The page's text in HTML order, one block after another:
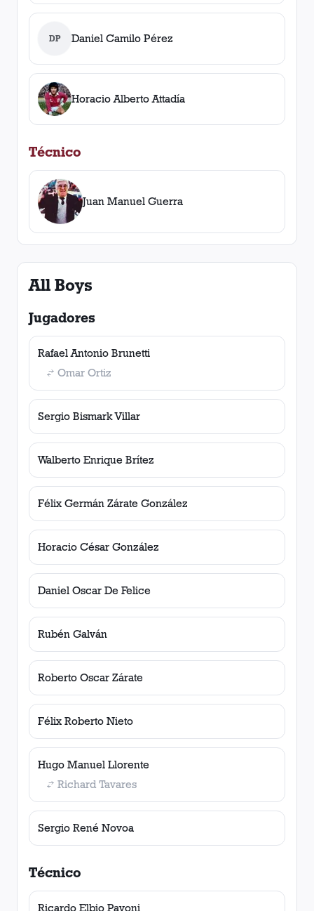
DP Daniel Camilo Pérez
Horacio Alberto Attadía
Técnico
Juan Manuel Guerra
All Boys
Jugadores
Rafael Antonio Brunetti
Omar Ortiz
Sergio Bismark Villar
Walberto Enrique Brítez
Félix Germán Zárate González
Horacio César González
Daniel Oscar De Felice
Rubén Galván
Roberto Oscar Zárate
Félix Roberto Nieto
Hugo Manuel Llorente
Richard Tavares
Sergio René Novoa
Técnico
Ricardo Elbio Pavoni